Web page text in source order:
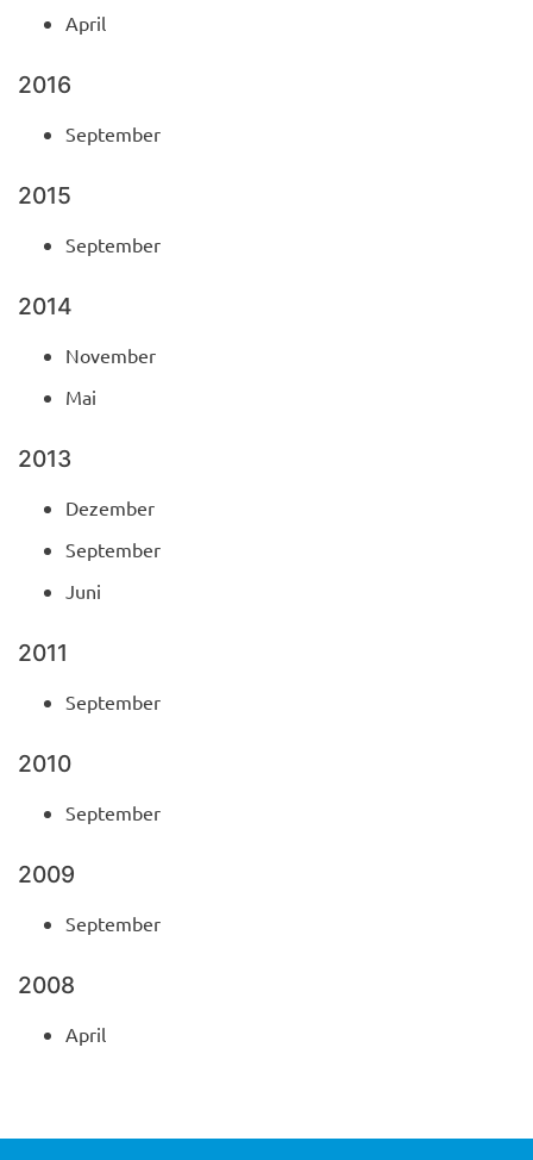
April
2016
September
2015
September
2014
November
Mai
2013
Dezember
September
Juni
2011
September
2010
September
2009
September
2008
April